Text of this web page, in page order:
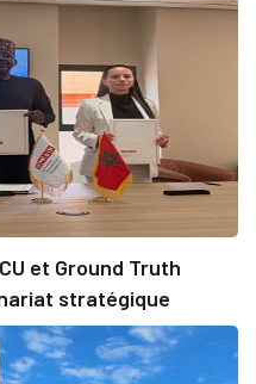
et Ground Truth
stratégique